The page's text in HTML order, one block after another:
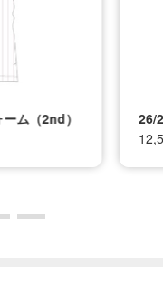
ム（2nd）
26/